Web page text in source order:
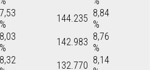
7,53
%
144.235 8,84
%
8,03
%
142.983 8,76
%
8,32
132.770 8,14